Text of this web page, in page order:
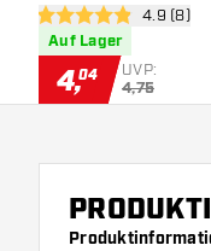
4.9 Bewertungssterne
4.9 (8)
Auf Lager
4,04 UVP:
4,75